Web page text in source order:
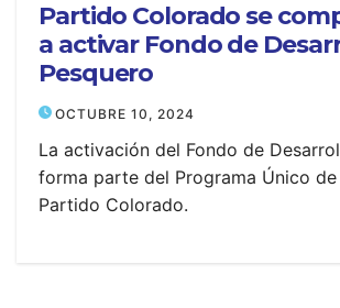
Partido Colorado se
a activar Fondo de
Pesquero
OCTUBRE 10, 2024
La activación del Fondo de
forma parte del Programa Único
Partido Colorado.